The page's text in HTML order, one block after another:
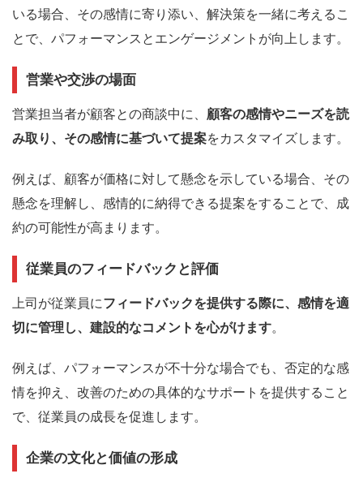
いる場合、その感情に寄り添い、解決策を一緒に考えるこ
とで、パフォーマンスとエンゲージメントが向上します。
営業や交渉の場面
営業担当者が顧客との商談中に、 顧客の感情やニーズを読
み取り、その感情に基づいて提案をカスタマイズします。
例えば、顧客が価格に対して懸念を示している場合、その
懸念を理解し、感情的に納得できる提案をすることで、成
約の可能性が高まります。
従業員のフィードバックと評価
上司が従業員にフィードバックを提供する際に、感情を適
切に管理し、建設的なコメントを心がけます。
例えば、パフォーマンスが不十分な場合でも、否定的な感
情を抑え、改善のための具体的なサポートを提供すること
で、従業員の成長を促進します。
企業の文化と価値の形成